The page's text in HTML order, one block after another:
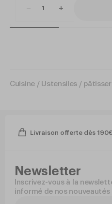
Cuisine / Ustensiles /
Livraison offerte dès
Newsletter
Inscrivez-vous à la
informé de nos